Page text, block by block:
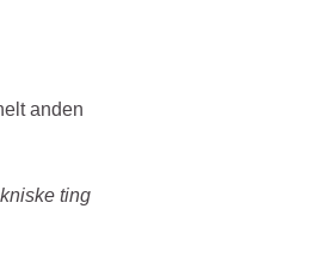
anden
ting